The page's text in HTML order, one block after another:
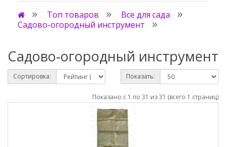
Топ товаров
Все для сада
Садово-огородный инструмент
Садово-огородный инструмент
Сортировка: Показать:
Показано с 1 по 31 из 31 (всего 1 страниц)